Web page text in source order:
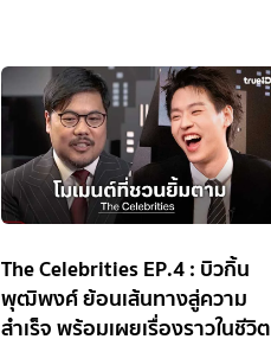
The Celebrities EP.4 : บิวกิ้น
พุฒิพงศ์ ย้อนเส้นทางสู่ความ
สำเร็จ พร้อมเผยเรื่องราวในชีวิต